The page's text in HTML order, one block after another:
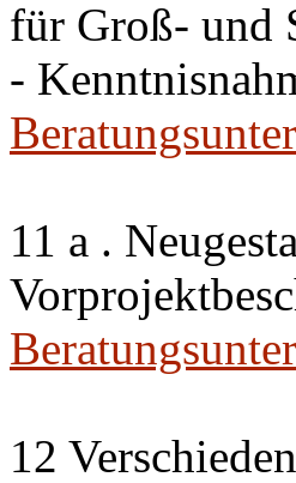
für Groß- und
-
11 a .
12